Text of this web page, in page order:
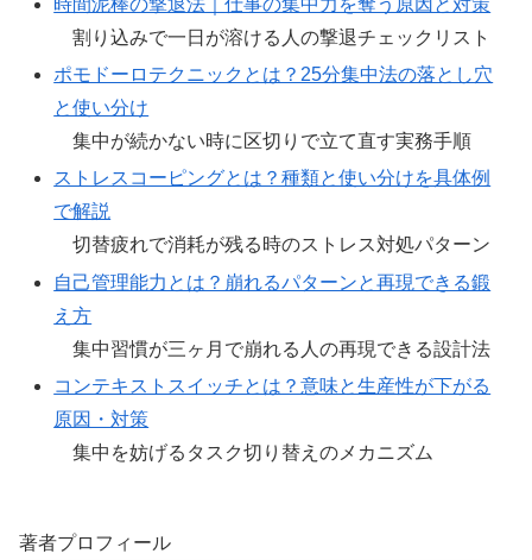
時間泥棒の撃退法｜仕事の集中力を奪う原因と対策
割り込みで一日が溶ける人の撃退チェックリスト
ポモドーロテクニックとは？25分集中法の落とし穴
と使い分け
集中が続かない時に区切りで立て直す実務手順
ストレスコーピングとは？種類と使い分けを具体例
で解説
切替疲れで消耗が残る時のストレス対処パターン
自己管理能力とは？崩れるパターンと再現できる鍛
え方
集中習慣が三ヶ月で崩れる人の再現できる設計法
コンテキストスイッチとは？意味と生産性が下がる
原因・対策
集中を妨げるタスク切り替えのメカニズム
著者プロフィール